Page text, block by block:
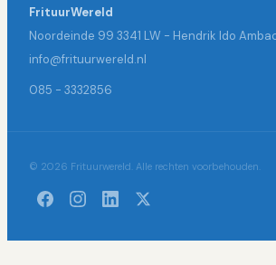
FrituurWereld
Noordeinde 99 3341 LW - Hendrik Ido
info@frituurwereld.nl
085 - 3332856
© 2026 Frituurwereld. Alle rechten voorbehouden.